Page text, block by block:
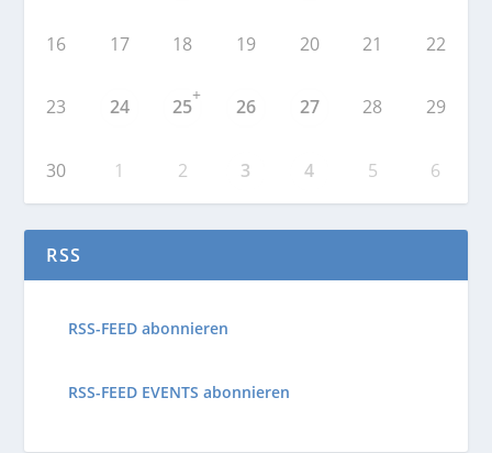
16 17 18 19 20 21 22
23 24 25
+
26 27 28 29
30 1 2 3 4 5 6
RSS
RSS-FEED abonnieren
RSS-FEED EVENTS abonnieren